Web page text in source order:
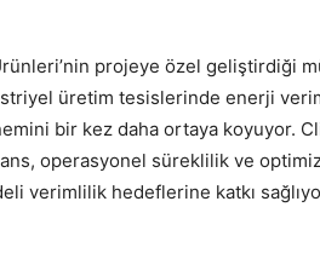
projeye özel geliştirdiği
üretim tesislerinde enerji
bir kez daha ortaya koyuyor.
operasyonel süreklilik ve
verimlilik hedeflerine katkı